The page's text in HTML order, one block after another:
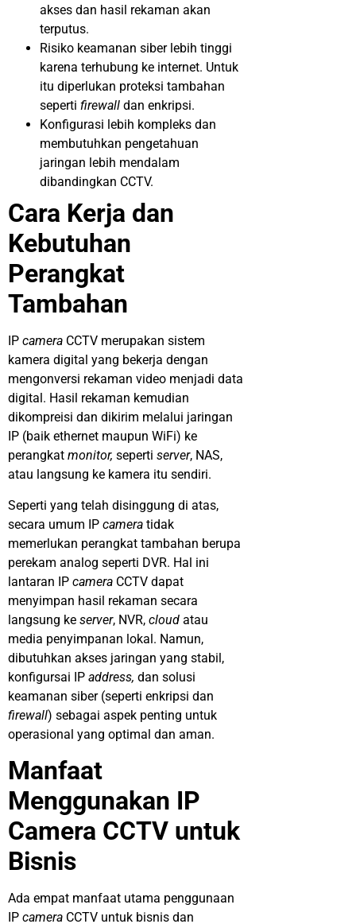
akses dan hasil rekaman akan
terputus.
Risiko keamanan siber lebih tinggi
karena terhubung ke internet. Untuk
itu diperlukan proteksi tambahan
seperti firewall dan enkripsi.
Konfigurasi lebih kompleks dan
membutuhkan pengetahuan
jaringan lebih mendalam
dibandingkan CCTV.
Cara Kerja dan
Kebutuhan
Perangkat
Tambahan
IP camera CCTV merupakan sistem
kamera digital yang bekerja dengan
mengonversi rekaman video menjadi data
digital. Hasil rekaman kemudian
dikompreisi dan dikirim melalui jaringan
IP (baik ethernet maupun WiFi) ke
perangkat monitor, seperti server, NAS,
atau langsung ke kamera itu sendiri.
Seperti yang telah disinggung di atas,
secara umum IP camera tidak
memerlukan perangkat tambahan berupa
perekam analog seperti DVR. Hal ini
lantaran IP camera CCTV dapat
menyimpan hasil rekaman secara
langsung ke server, NVR, cloud atau
media penyimpanan lokal. Namun,
dibutuhkan akses jaringan yang stabil,
konfigursai IP address, dan solusi
keamanan siber (seperti enkripsi dan
firewall) sebagai aspek penting untuk
operasional yang optimal dan aman.
Manfaat
Menggunakan IP
Camera CCTV untuk
Bisnis
Ada empat manfaat utama penggunaan
IP camera CCTV untuk bisnis dan